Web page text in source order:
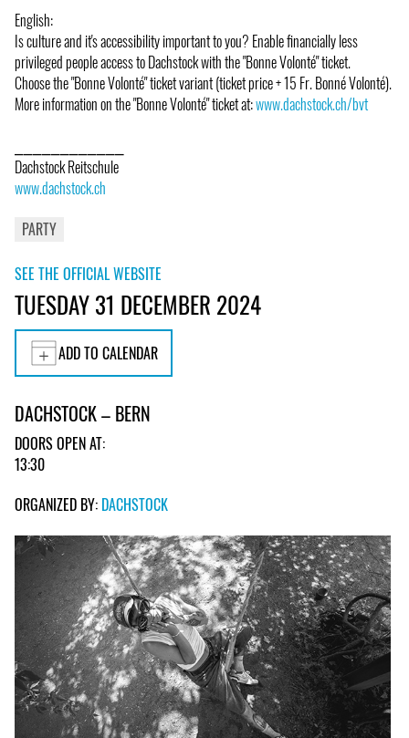
English:
Is culture and it's accessibility important to you? Enable financially less
privileged people access to Dachstock with the "Bonne Volonté" ticket.
Choose the "Bonne Volonté" ticket variant (ticket price + 15 Fr. Bonné Volonté).
More information on the "Bonne Volonté" ticket at:www.dachstock.ch/bvt
Dachstock Reitschule
www.dachstock.ch
PARTY
SEE THE OFFICIAL WEBSITE
TUESDAY 31 DECEMBER 2024
ADD TO CALENDAR
DACHSTOCK – BERN
DOORS OPEN AT:
13:30
ORGANIZED BY: DACHSTOCK